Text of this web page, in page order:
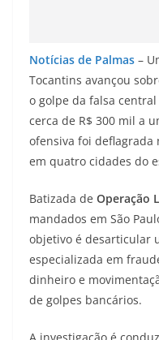
Notícias de Palmas –
Tocantins avançou
o golpe da falsa
cerca de R$ 300 mil a
ofensiva foi deflagrada
em quatro cidades do
Batizada de Operação
mandados em São
objetivo é desarticular
especializada em
dinheiro e
de golpes bancários.
A investigação é